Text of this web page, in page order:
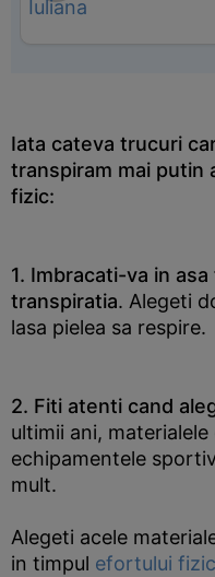
Iata cateva trucuri
transpiram mai putin
fizic:
1. Imbracati-va in
transpiratia. Alegeti
lasa pielea sa respire.
2. Fiti atenti cand
ultimii ani,
echipamentele
mult.
Alegeti acele
in timpul efortului fizic